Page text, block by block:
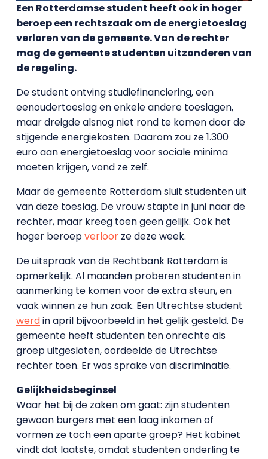
Een Rotterdamse student heeft ook in hoger
beroep een rechtszaak om de energietoeslag
verloren van de gemeente. Van de rechter
mag de gemeente studenten uitzonderen van
de regeling.
De student ontving studiefinanciering, een
eenoudertoeslag en enkele andere toeslagen,
maar dreigde alsnog niet rond te komen door de
stijgende energiekosten. Daarom zou ze 1.300
euro aan energietoeslag voor sociale minima
moeten krijgen, vond ze zelf.
Maar de gemeente Rotterdam sluit studenten uit
van deze toeslag. De vrouw stapte in juni naar de
rechter, maar kreeg toen geen gelijk. Ook het
hoger beroepverloorze deze week.
De uitspraak van de Rechtbank Rotterdam is
opmerkelijk. Al maanden proberen studenten in
aanmerking te komen voor de extra steun, en
vaak winnen ze hun zaak. Een Utrechtse student
werdin april bijvoorbeeld in het gelijk gesteld. De
gemeente heeft studenten ten onrechte als
groep uitgesloten, oordeelde de Utrechtse
rechter toen. Er was sprake van discriminatie.
Gelijkheidsbeginsel
Waar het bij de zaken om gaat: zijn studenten
gewoon burgers met een laag inkomen of
vormen ze toch een aparte groep? Het kabinet
vindt dat laatste, omdat studenten onderling te